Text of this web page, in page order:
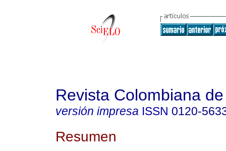
Revista Colombiana
versión impresa ISSN 0120-
Resumen